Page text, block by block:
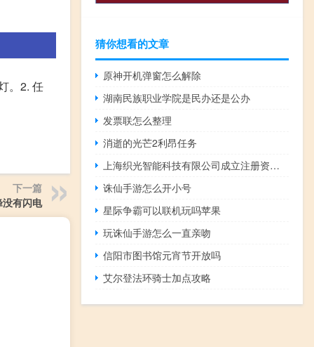
。2. 任
下一篇
有闪电
猜你想看的文章
原神开机弹窗怎么解除
湖南民族职业学院是民办还是公办
发票联怎么整理
消逝的光芒2利昂任务
上海织光智能科技有限公司成立注册资本600 万元
诛仙手游怎么开小号
星际争霸可以联机玩吗苹果
玩诛仙手游怎么一直亲吻
信阳市图书馆元宵节开放吗
艾尔登法环骑士加点攻略